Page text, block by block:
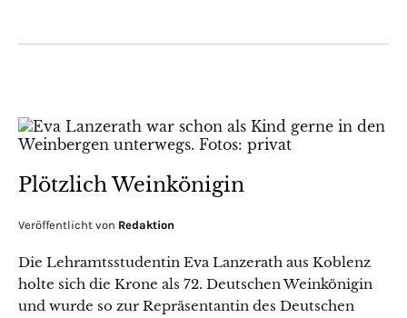
Plötzlich Weinkönigin
Veröffentlicht von Redaktion
Die Lehramtsstudentin Eva Lanzerath aus Koblenz
holte sich die Krone als 72. Deutschen Weinkönigin
und wurde so zur Repräsentantin des Deutschen